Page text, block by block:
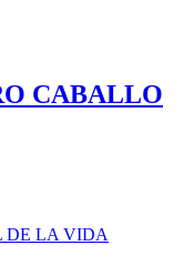
CABALLO